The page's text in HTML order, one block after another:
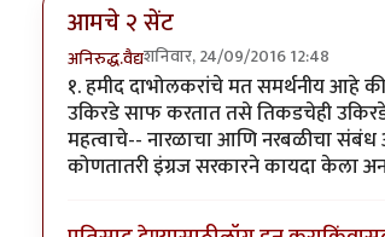
आमचे २ सेंट
अनिरुद्ध.वैद्यशनिवार, 24/09/2016 12:48
In reply toबरं मग काय ठरले?byगॅरी
१. हमीद दाभोलकरांचे मत समर्थनीय आहे
उकिरडे साफ करतात तसे तिकडचेही
महत्वाचे-- नारळाचा आणि नरबळीचा
कोणतातरी इंग्रज सरकारने कायदा केला